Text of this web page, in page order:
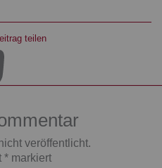
teilen
veröffentlicht.
* markiert